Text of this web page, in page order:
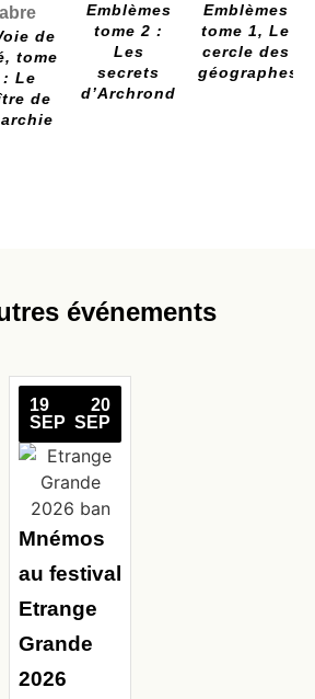
de
tome
: Le
de
Emblèmes
tome 2 :
Les
secrets
d’Archronde
Emblèmes
tome 1, Le
cercle des
géographes
événements
19
SEP
20
SEP
Mnémos
au festival
Etrange
Grande
2026